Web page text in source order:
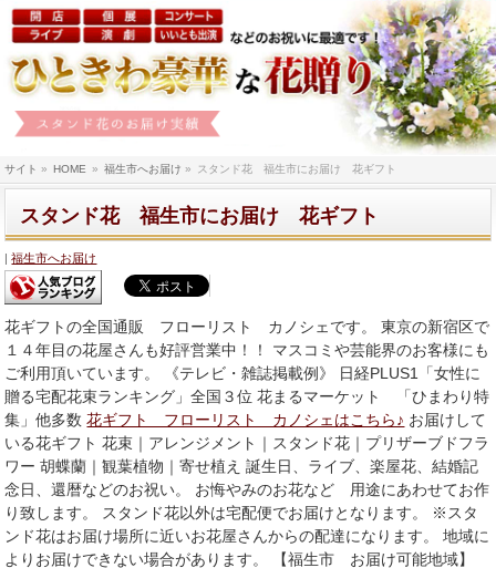
サイト » HOME » 福生市へお届け » スタンド花 福生市にお届け 花ギフト
スタンド花 福生市にお届け 花ギフト
福生市へお届け
花ギフトの全国通販 フローリスト カノシェです。 東京の新宿区で
１４年目の花屋さんも好評営業中！！ マスコミや芸能界のお客様にも
ご利用頂いています。 《テレビ・雑誌掲載例》 日経PLUS1「女性に
贈る宅配花束ランキング」全国３位 花まるマーケット 「ひまわり特
集」他多数花ギフト フローリスト カノシェはこちら♪ お届けして
いる花ギフト 花束｜アレンジメント｜スタンド花｜プリザーブドフラ
ワー 胡蝶蘭｜観葉植物｜寄せ植え 誕生日、ライブ、楽屋花、結婚記
念日、還暦などのお祝い。 お悔やみのお花など 用途にあわせてお作
り致します。 スタンド花以外は宅配便でお届けとなります。 ※スタ
ンド花はお届け場所に近いお花屋さんからの配達になります。 地域に
よりお届けできない場合があります。 【福生市 お届け可能地域】